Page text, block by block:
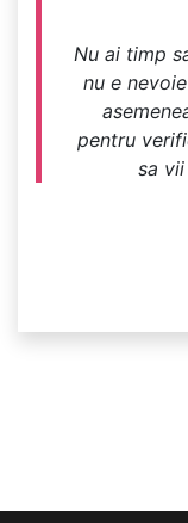
Nu ai timp
nu e
pentru
sa